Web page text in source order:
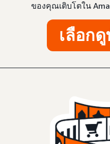
ของคุณเติบโตใน
เลือก